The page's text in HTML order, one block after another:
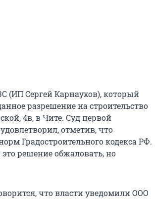
(ИП Сергей Карнаухов), который
разрешение на строительство
4в, в Чите. Суд первой
отметив, что
Градостроительного кодекса РФ.
решение обжаловать, но
что власти уведомили ООО